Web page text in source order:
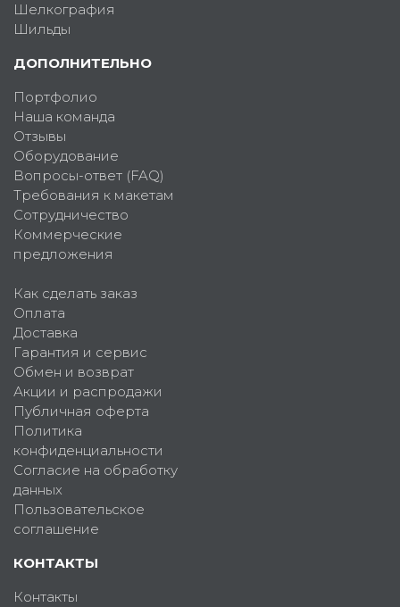
Шелкография
Шильды
ДОПОЛНИТЕЛЬНО
Портфолио
Наша команда
Отзывы
Оборудование
Вопросы-ответ (FAQ)
Требования к макетам
Сотрудничество
Коммерческие
предложения
Как сделать заказ
Оплата
Доставка
Гарантия и сервис
Обмен и возврат
Акции и распродажи
Публичная оферта
Политика
конфиденциальности
Согласие на обработку
данных
Пользовательское
соглашение
КОНТАКТЫ
Контакты